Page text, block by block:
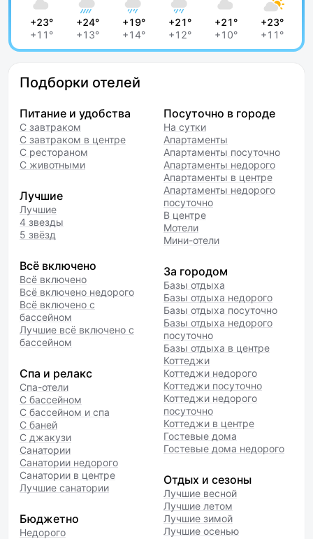
+23°
+11°
+24°
+13°
+19°
+14°
+21°
+12°
+21°
+10°
+23°
+11°
Подборки отелей
Питание и удобства
С завтраком
С завтраком в центре
С рестораном
С животными
Лучшие
Лучшие
4 звезды
5 звёзд
Всё включено
Всё включено
Всё включено недорого
Всё включено с
бассейном
Лучшие всё включено с
бассейном
Спа и релакс
Спа-отели
С бассейном
С бассейном и спа
С баней
С джакузи
Санатории
Санатории недорого
Санатории в центре
Лучшие санатории
Бюджетно
Недорого
Посуточно в городе
На сутки
Апартаменты
Апартаменты посуточно
Апартаменты недорого
Апартаменты в центре
Апартаменты недорого
посуточно
В центре
Мотели
Мини-отели
За городом
Базы отдыха
Базы отдыха недорого
Базы отдыха посуточно
Базы отдыха недорого
посуточно
Базы отдыха в центре
Коттеджи
Коттеджи недорого
Коттеджи посуточно
Коттеджи недорого
посуточно
Коттеджи в центре
Гостевые дома
Гостевые дома недорого
Отдых и сезоны
Лучшие весной
Лучшие летом
Лучшие зимой
Лучшие осенью